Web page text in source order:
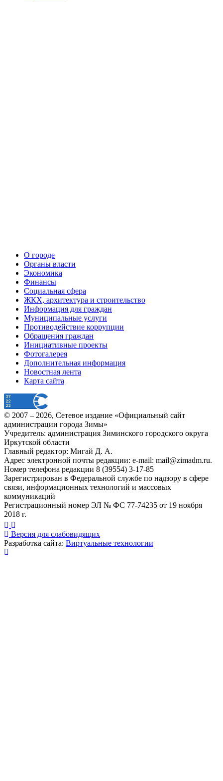
О городе
Органы власти
Экономика
Финансы
Социальная сфера
ЖКХ, архитектура и строительство
Информация для граждан
Муниципальные услуги
Противодействие коррупции
Обращения граждан
Инициативные проекты
Фотогалерея
Дополнительная информация
Новостная лента
Карта сайта
© 2007 – 2026, Сетевое издание «Официальный сайт
администрации города Зимы»
Учредитель: администрация Зиминского городского округа
Иркутской области
Главный редактор: Мигай Д. А.
Адрес электронной почты редакции: e-mail: mail@zimadm.ru.
Номер телефона редакции 8 (39554) 3-17-85
Зарегистрирован в Федеральной службе по надзору в сфере
связи, информационных технологий и массовых
коммуникаций
Регистрационный номер ЭЛ № ФС 77-74235 от 19 ноября
2018 г.
Версия для слабовидящих
Разработка сайта: Виртуальные технологии